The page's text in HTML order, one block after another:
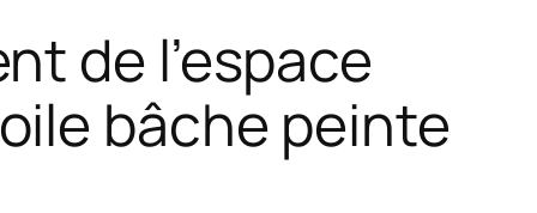
de l’espace
bâche peinte